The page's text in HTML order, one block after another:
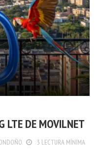
LTE DE MOVILNET
3 LECTURA MÍNIMA